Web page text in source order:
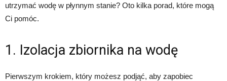
utrzymać wodę w płynnym stanie? Oto kilka porad, które mogą
Ci pomóc.
1. Izolacja zbiornika na wodę
Pierwszym krokiem, który możesz podjąć, aby zapobiec